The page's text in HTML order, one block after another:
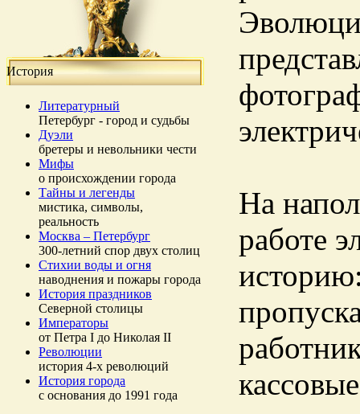
История
Литературный
Петербург - город и судьбы
Дуэли
бретеры и невольники чести
Мифы
о происхождении города
Тайны и легенды
мистика, символы,
реальность
Москва – Петербург
300-летний спор двух столиц
Стихии воды и огня
наводнения и пожары города
История праздников
Северной столицы
Императоры
от Петра I до Николая II
Революции
история 4-х революций
История города
с основания до 1991 года
На
работе